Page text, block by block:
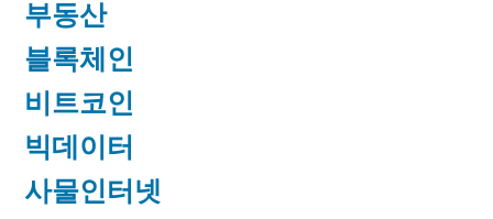
부동산
블록체인
비트코인
빅데이터
사물인터넷